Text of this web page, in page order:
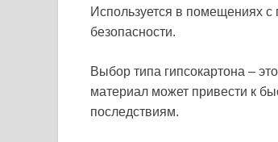
Используется в помещениях
безопасности.
Выбор типа гипсокартона –
материал может привести к
последствиям.